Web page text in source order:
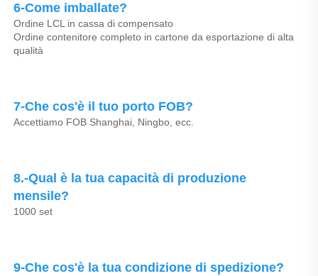
6-Come imballate?
Ordine LCL in cassa di compensato
Ordine contenitore completo in cartone da esportazione di alta
qualità
7-Che cos'è il tuo porto FOB?
Accettiamo FOB Shanghai, Ningbo, ecc.
8.-Qual è la tua capacità di produzione
mensile?
1000 set
9-Che cos'è la tua condizione di spedizione?